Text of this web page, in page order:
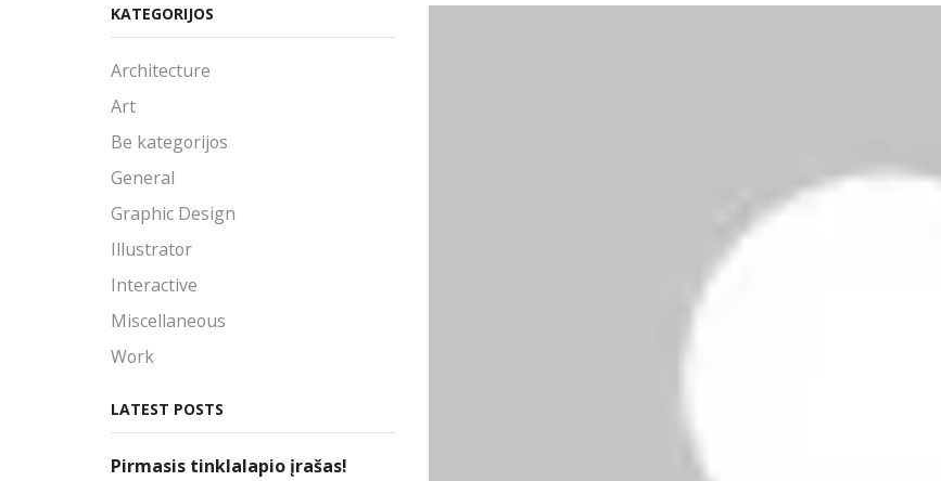
KATEGORIJOS
Architecture
Art
Be kategorijos
General
Graphic Design
Illustrator
Interactive
Miscellaneous
Work
LATEST POSTS
Pirmasis tinklalapio įrašas!